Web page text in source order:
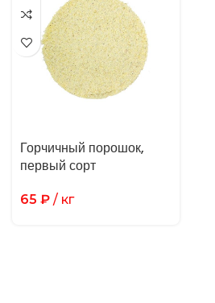
Горчичный порошок,
первый сорт
65 ₽ / кг